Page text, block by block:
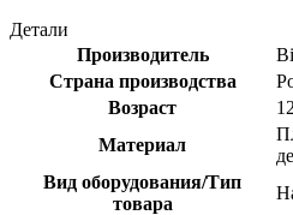
Детали
Производитель
Страна производства
Возраст
Материал
Вид оборудования/Тип
товара